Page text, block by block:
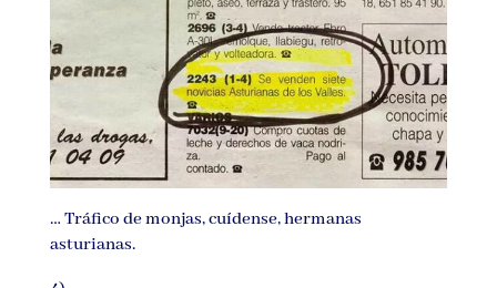
… Tráfico de monjas, cuídense, hermanas
asturianas.